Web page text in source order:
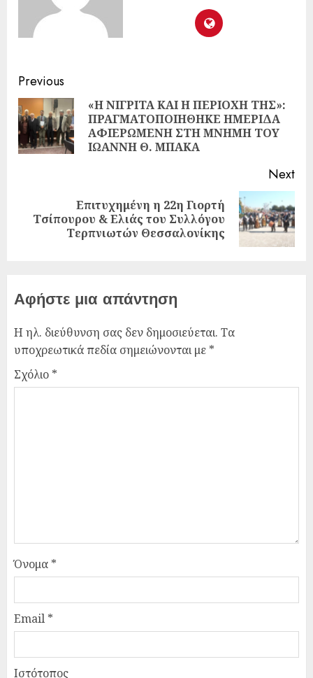
Previous
«Η ΝΙΓΡΙΤΑ ΚΑΙ Η ΠΕΡΙΟΧΗ ΤΗΣ»:
ΠΡΑΓΜΑΤΟΠΟΙΗΘΗΚΕ ΗΜΕΡΙΔΑ
ΑΦΙΕΡΩΜΕΝΗ ΣΤΗ ΜΝΗΜΗ ΤΟΥ
ΙΩΑΝΝΗ Θ. ΜΠΑΚΑ
Next
Επιτυχημένη η 22η Γιορτή
Τσίπουρου & Ελιάς του Συλλόγου
Τερπνιωτών Θεσσαλονίκης
Αφήστε μια απάντηση
Η ηλ. διεύθυνση σας δεν δημοσιεύεται. Τα
υποχρεωτικά πεδία σημειώνονται με *
Σχόλιο *
Όνομα *
Email *
Ιστότοπος